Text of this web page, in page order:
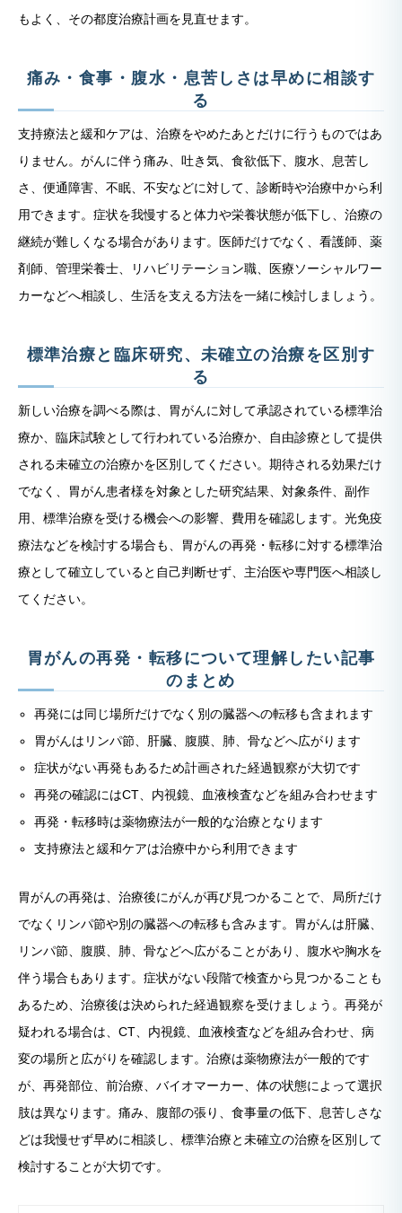
もよく、その都度治療計画を見直せます。
痛み・食事・腹水・息苦しさは早めに相談す
る
支持療法と緩和ケアは、治療をやめたあとだけに行うものではあ
りません。がんに伴う痛み、吐き気、食欲低下、腹水、息苦し
さ、便通障害、不眠、不安などに対して、診断時や治療中から利
用できます。症状を我慢すると体力や栄養状態が低下し、治療の
継続が難しくなる場合があります。医師だけでなく、看護師、薬
剤師、管理栄養士、リハビリテーション職、医療ソーシャルワー
カーなどへ相談し、生活を支える方法を一緒に検討しましょう。
標準治療と臨床研究、未確立の治療を区別す
る
新しい治療を調べる際は、胃がんに対して承認されている標準治
療か、臨床試験として行われている治療か、自由診療として提供
される未確立の治療かを区別してください。期待される効果だけ
でなく、胃がん患者様を対象とした研究結果、対象条件、副作
用、標準治療を受ける機会への影響、費用を確認します。光免疫
療法などを検討する場合も、胃がんの再発・転移に対する標準治
療として確立していると自己判断せず、主治医や専門医へ相談し
てください。
胃がんの再発・転移について理解したい記事
のまとめ
再発には同じ場所だけでなく別の臓器への転移も含まれます
胃がんはリンパ節、肝臓、腹膜、肺、骨などへ広がります
症状がない再発もあるため計画された経過観察が大切です
再発の確認にはCT、内視鏡、血液検査などを組み合わせます
再発・転移時は薬物療法が一般的な治療となります
支持療法と緩和ケアは治療中から利用できます
胃がんの再発は、治療後にがんが再び見つかることで、局所だけ
でなくリンパ節や別の臓器への転移も含みます。胃がんは肝臓、
リンパ節、腹膜、肺、骨などへ広がることがあり、腹水や胸水を
伴う場合もあります。症状がない段階で検査から見つかることも
あるため、治療後は決められた経過観察を受けましょう。再発が
疑われる場合は、CT、内視鏡、血液検査などを組み合わせ、病
変の場所と広がりを確認します。治療は薬物療法が一般的です
が、再発部位、前治療、バイオマーカー、体の状態によって選択
肢は異なります。痛み、腹部の張り、食事量の低下、息苦しさな
どは我慢せず早めに相談し、標準治療と未確立の治療を区別して
検討することが大切です。